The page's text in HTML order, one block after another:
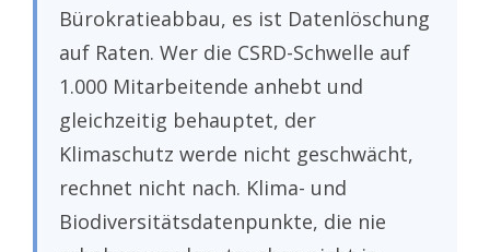
Bürokratieabbau, es ist Datenlöschung
auf Raten. Wer die CSRD-Schwelle auf
1.000 Mitarbeitende anhebt und
gleichzeitig behauptet, der
Klimaschutz werde nicht geschwächt,
rechnet nicht nach. Klima- und
Biodiversitätsdatenpunkte, die nie